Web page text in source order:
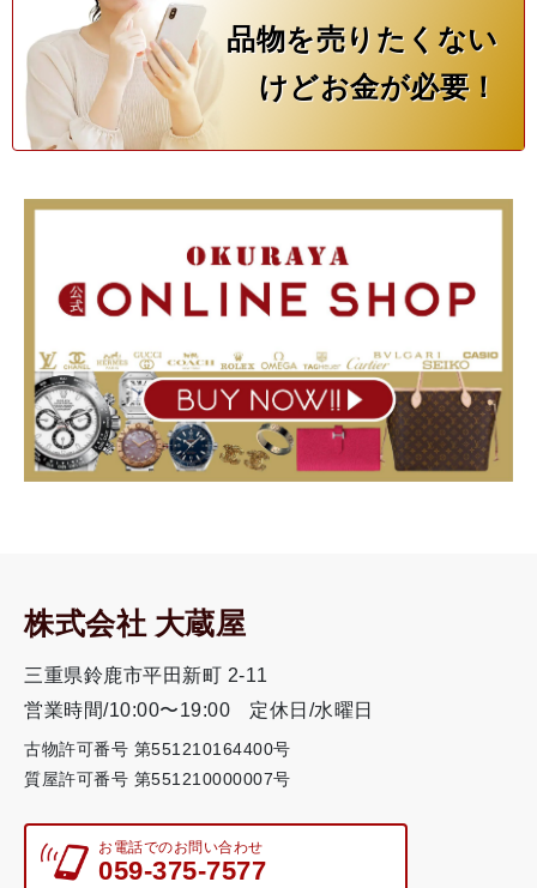
品物を売りたくない
けどお金が必要！
株式会社 大蔵屋
三重県鈴鹿市平田新町 2-11
営業時間/10:00〜19:00
定休日/水曜日
古物許可番号 第551210164400号
質屋許可番号 第551210000007号
お電話でのお問い合わせ
059-375-7577